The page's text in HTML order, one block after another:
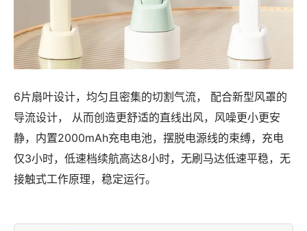
6片扇叶设计，均匀且密集的切割气流， 配合新型风罩的
导流设计， 从而创造更舒适的直线出风，风噪更小更安
静，内置2000mAh充电电池，摆脱电源线的束缚，充电
仅3小时，低速档续航高达8小时，无刷马达低速平稳，无
接触式工作原理，稳定运行。